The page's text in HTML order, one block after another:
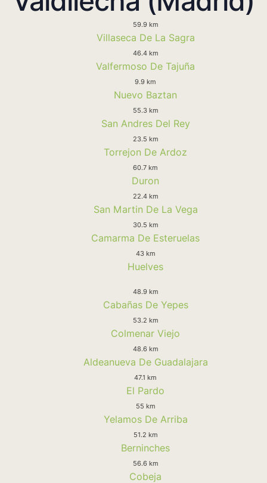
59.9 km
Villaseca De La Sagra
46.4 km
Valfermoso De Tajuña
9.9 km
Nuevo Baztan
55.3 km
San Andres Del Rey
23.5 km
Torrejon De Ardoz
60.7 km
Duron
22.4 km
San Martin De La Vega
30.5 km
Camarma De Esteruelas
43 km
Huelves
48.9 km
Cabañas De Yepes
53.2 km
Colmenar Viejo
48.6 km
Aldeanueva De Guadalajara
47.1 km
El Pardo
55 km
Yelamos De Arriba
51.2 km
Berninches
56.6 km
Cobeja